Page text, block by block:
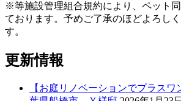
※等施設管理組合規約により、ペット
ております。予めご了承のほどよろし
す。
更新情報
【お庭リノベーションでプラス